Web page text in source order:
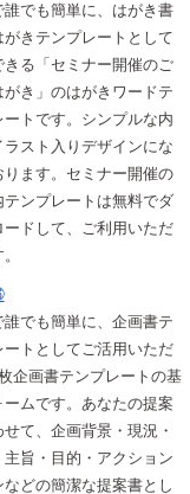
誰でも簡単に、はがき書
がきテンプレートとして
きる「セミナー開催のご
がき」のはがきワードテ
ートです。シンプルな内
ラスト入りデザインにな
ります。セミナー開催の
テンプレートは無料でダ
ードして、ご利用いただ
誰でも簡単に、企画書テ
ートとしてご活用いただ
企画書テンプレートの基
ームです。あなたの提案
せて、企画背景・現況・
主旨・目的・アクション
などの簡潔な提案書とし